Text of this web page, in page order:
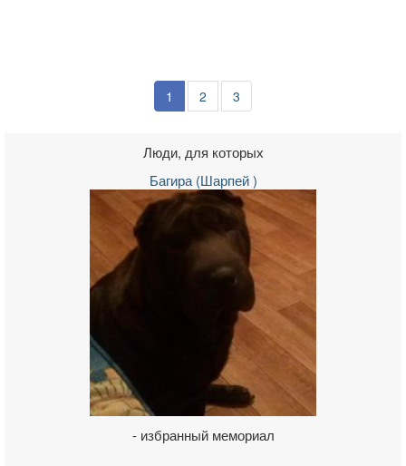
1 2 3
Люди, для которых
Багира (Шарпей )
- избранный мемориал